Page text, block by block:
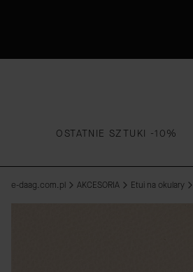
OSTATNIE SZTUKI -10%
e-daag.com.pl AKCESORIA Etui na okulary